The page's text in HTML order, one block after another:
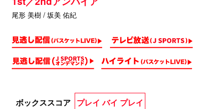
尾形 美樹 / 坂美 佑紀
ボックススコア プレイ バイ プレイ